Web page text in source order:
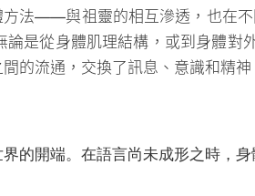
是從身體肌理結構，或到身體對
的流通，交換了訊息、意識和精神
的開端。在語言尚未成形之時，身